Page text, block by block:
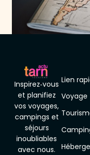
Inspirez‑vous
et planifiez
vos voyages,
campings et
séjours
inoubliables
avec nous.
Lien
Voyage